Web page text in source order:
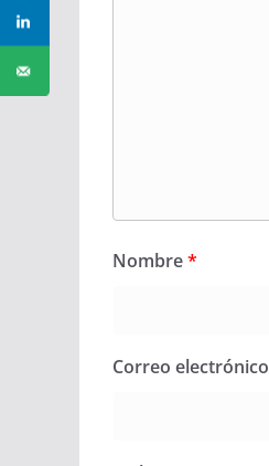
Nombre*
Correo electrónico